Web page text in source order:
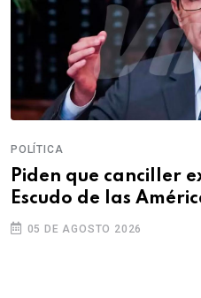
POLÍTICA
Piden que canciller
Escudo de las
05 DE AGOSTO 2026